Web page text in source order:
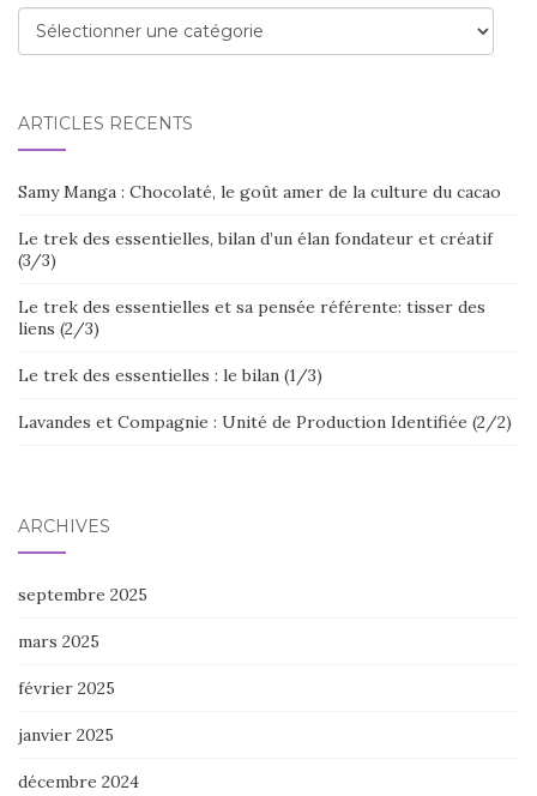
Catégories
ARTICLES RÉCENTS
Samy Manga : Chocolaté, le goût amer de la culture du cacao
Le trek des essentielles, bilan d’un élan fondateur et créatif
(3/3)
Le trek des essentielles et sa pensée référente: tisser des
liens (2/3)
Le trek des essentielles : le bilan (1/3)
Lavandes et Compagnie : Unité de Production Identifiée (2/2)
ARCHIVES
septembre 2025
mars 2025
février 2025
janvier 2025
décembre 2024